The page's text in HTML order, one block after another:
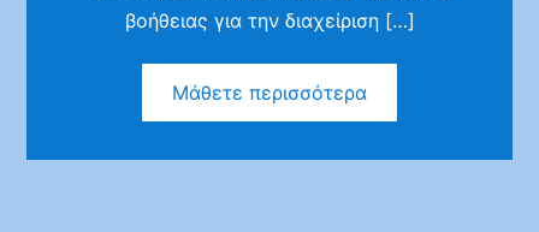
βοήθειας για την διαχείριση […]
Μάθετε περισσότερα